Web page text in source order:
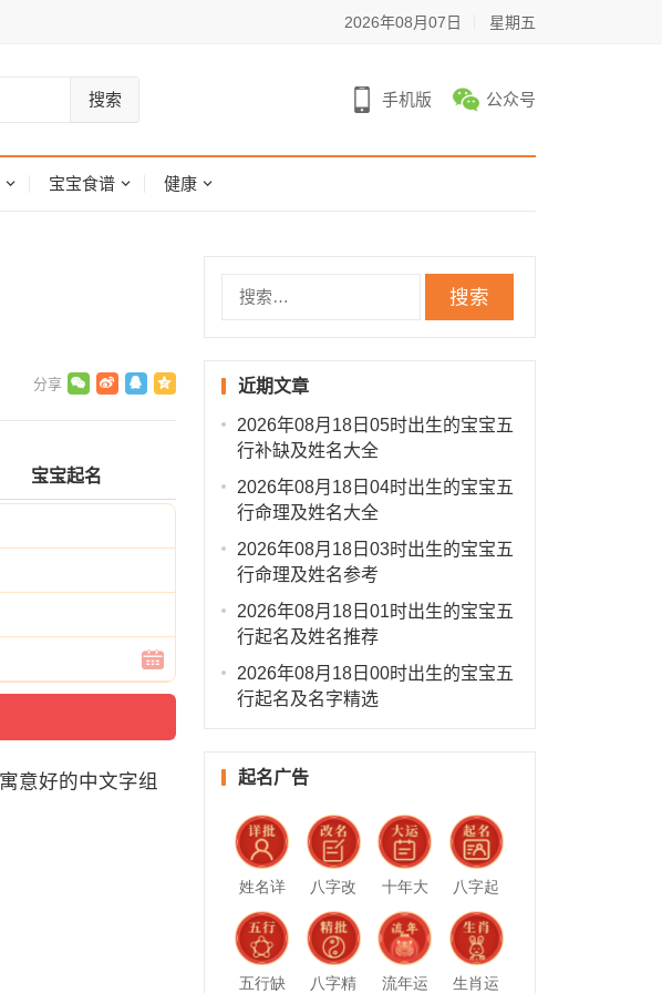
2026年08月07日 星期五
搜索 手机版 公众号
宝宝食谱 健康
宝宝起名
意好的中文字组
近期文章
2026年08月18日05时出生的宝宝五
行补缺及姓名大全
2026年08月18日04时出生的宝宝五
行命理及姓名大全
2026年08月18日03时出生的宝宝五
行命理及姓名参考
2026年08月18日01时出生的宝宝五
行起名及姓名推荐
2026年08月18日00时出生的宝宝五
行起名及名字精选
起名广告
姓名详
批
八字改
名
十年大
运
八字起
名
五行缺 八字精 流年运 生肖运